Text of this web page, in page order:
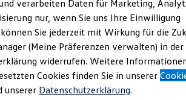
Fahrzeuge
Marktplatz
verarbeiten Daten für Marketing,
nur, wenn Sie uns Ihre Einwilligung
können Sie jederzeit mit Wirkung für die
(Meine Präferenzen verwalten) in der
widerrufen. Weitere
Cookies finden Sie in unserer
unserer Datenschutzerklärung.